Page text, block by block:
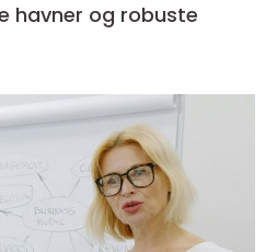
havner og robuste